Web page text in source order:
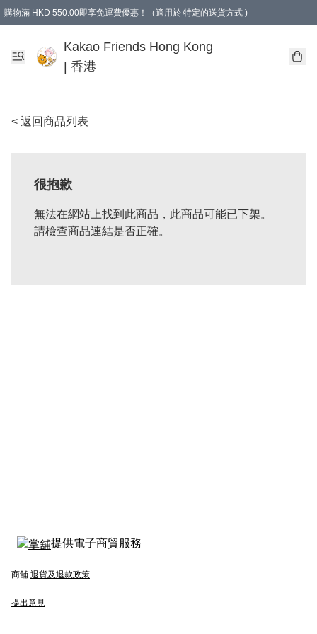
購物滿 HKD 550.00即享免運費優惠！（適用於 特定的送貨方式 )
Kakao Friends Hong Kong
| 香港
< 返回商品列表
很抱歉
無法在網站上找到此商品，此商品可能已下架。
請檢查商品連結是否正確。
提供電子商貿服務
商舖 退貨及退款政策
提出意見